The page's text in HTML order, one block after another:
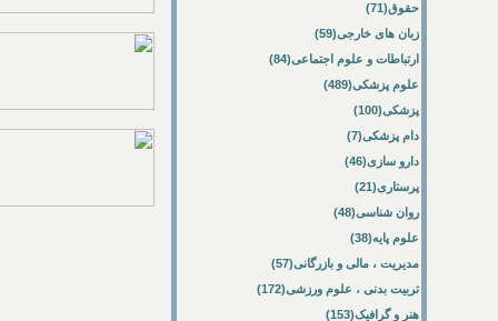
حقوق(71)
زبان های خارجی(59)
ارتباطات و علوم اجتماعی(84)
علوم پزشکی(489)
پزشکی(100)
دام پزشکی(7)
دارو سازی(46)
پرستاری(21)
روان شناسی(48)
علوم پایه(38)
مدیریت ، مالی و بازرگانی(57)
تربیت بدنی ، علوم ورزشی(172)
هنر و گرافیک(153)